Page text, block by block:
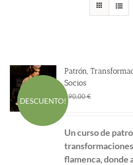
DESCUENTO!
Patrón,
Socios
290.00€
era:
290.00 €.
Un curso de
flamenca, donde